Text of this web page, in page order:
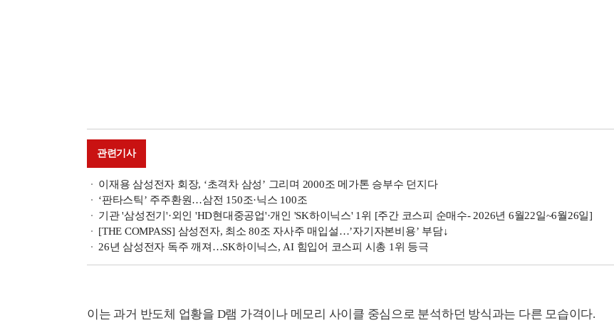
관련기사
이재용 삼성전자 회장, ‘초격차 삼성’ 그리며 2000조 메가톤 승부수 던지다
‘판타스틱’ 주주환원…삼전 150조·닉스 100조
기관 '삼성전기'·외인 'HD현대중공업'·개인 'SK하이닉스' 1위 [주간 코스피 순매수- 2026년 6월22일~6월26일]
[THE COMPASS] 삼성전자, 최소 80조 자사주 매입설…’자기자본비용’ 부담↓
26년 삼성전자 독주 깨져…SK하이닉스, AI 힘입어 코스피 시총 1위 등극
이는 과거 반도체 업황을 D램 가격이나 메모리 사이클 중심으로 분석하던 방식과는 다른 모습이다.